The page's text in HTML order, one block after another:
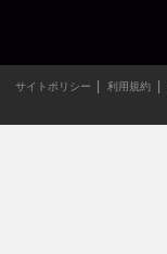
サイトポリシー 利用規約